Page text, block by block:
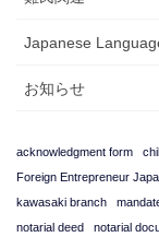
Japanese
お知らせ
acknowledgment form
Foreign Entrepreneur
kawasaki branch
notarial deed
notarial